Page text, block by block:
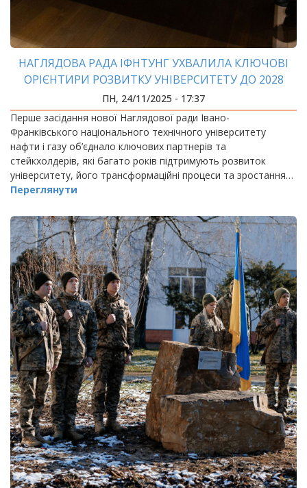
НАГЛЯДОВА РАДА ІФНТУНГ УХВАЛИЛА КЛЮЧОВІ
ОРІЄНТИРИ РОЗВИТКУ УНІВЕРСИТЕТУ ДО 2028
РОКУ
ПН, 24/11/2025 - 17:37
Перше засідання нової Наглядової ради Івано-
Франківського національного технічного університету
нафти і газу об’єднало ключових партнерів та
стейкхолдерів, які багато років підтримують розвиток
університету, його трансформаційні процеси та зростання…
Переглянути